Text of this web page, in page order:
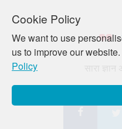
Cookie Policy
We want to use
us to improve our
Policy
जानकारी
पूरी
जानकारी!
हो
गयी
है?